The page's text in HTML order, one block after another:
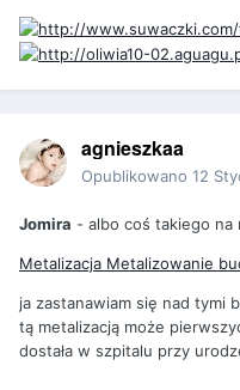
agnieszkaa
Opublikowano 12
Jomira - albo coś takiego na
Metalizacja Metalizowanie
ja zastanawiam się nad tymi
tą metalizacją może
dostała w szpitalu przy